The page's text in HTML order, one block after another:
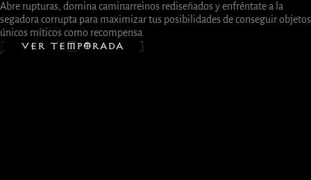
Abre rupturas, domina caminarreinos rediseñados y enfréntate a la
segadora corrupta para maximizar tus posibilidades de conseguir objetos
únicos míticos como recompensa.
VER TEMPORADA